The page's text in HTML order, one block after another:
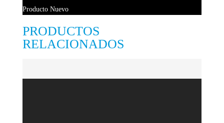
Producto Nuevo
PRODUCTOS
RELACIONADOS